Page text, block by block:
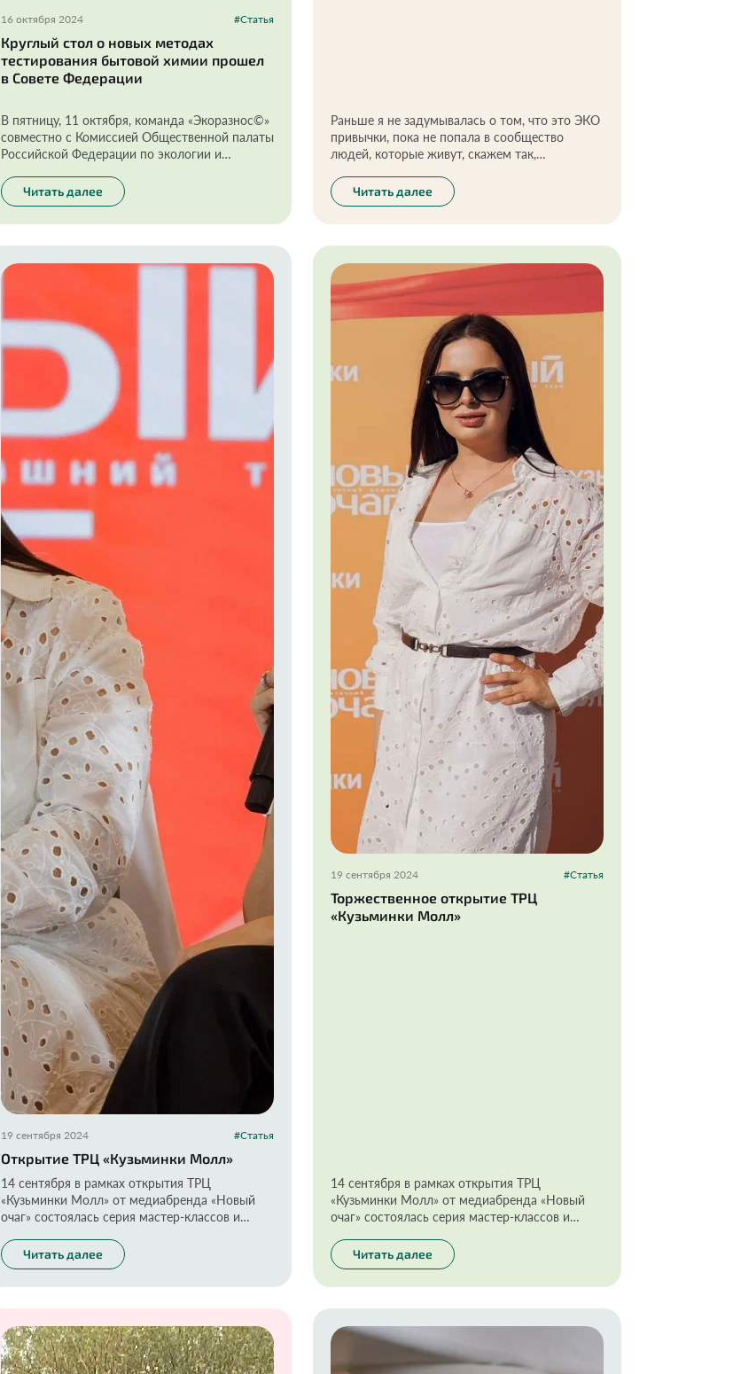
16 октября 2024 #Статья
Круглый стол о новых методах
тестирования бытовой химии прошел
в Совете Федерации
В пятницу, 11 октября, команда «Экоразнос©»
совместно с Комиссией Общественной палаты
Российской Федерации по экологии и
стол на площадке Совета Федерации при
поддержке сенатора И.В. Новикова. Темой
обсуждения стали новые методы
животных в таких испытаниях.
Читать далее
Раньше я не задумывалась о том, что это ЭКО
привычки, пока не попала в сообщество
людей, которые живут, скажем так,
потреблять энергию экономично: выключаю
свет в комнатах, когда в них никого нет, когда
чищу зубы, выключаю воду (это у меня еще с
Читать далее
19 сентября 2024 #Статья
Открытие ТРЦ «Кузьминки Молл»
14 сентября в рамках открытия ТРЦ
«Кузьминки Молл» от медиабренда «Новый
очаг» состоялась серия мастер-классов и
Читать далее
19 сентября 2024 #Статья
Торжественное открытие ТРЦ
«Кузьминки Молл»
14 сентября в рамках открытия ТРЦ
«Кузьминки Молл» от медиабренда «Новый
очаг» состоялась серия мастер-классов и
Читать далее